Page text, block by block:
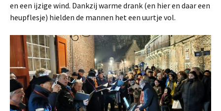
en een ijzige wind. Dankzij warme drank (en hier en daar een
heupflesje) hielden de mannen het een uurtje vol.